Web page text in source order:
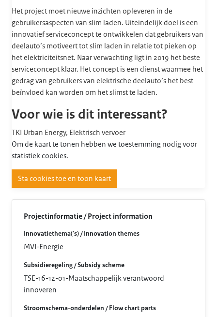
Het project moet nieuwe inzichten opleveren in de
gebruikersaspecten van slim laden. Uiteindelijk doel is een
innovatief serviceconcept te ontwikkelen dat gebruikers van
deelauto’s motiveert tot slim laden in relatie tot pieken op
het elektriciteitsnet. Naar verwachting ligt in 2019 het beste
serviceconcept klaar. Het concept is een dienst waarmee het
gedrag van gebruikers van elektrische deelauto’s het best
beïnvloed kan worden om het slimst te laden.
Voor wie is dit interessant?
TKI Urban Energy, Elektrisch vervoer
Om de kaart te tonen hebben we toestemming nodig voor
statistiek cookies.
Sta cookies toe en toon kaart
Projectinformatie / Project information
Innovatiethema('s) / Innovation themes
MVI-Energie
Subsidieregeling / Subsidy scheme
TSE-16-12-01-Maatschappelijk verantwoord
innoveren
Stroomschema-onderdelen / Flow chart parts